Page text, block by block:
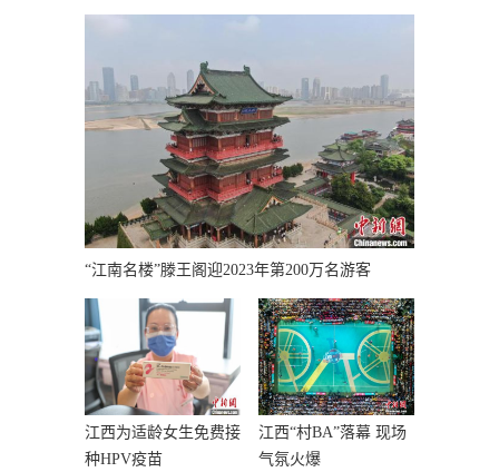
“江南名楼”滕王阁迎2023年第200万名游客
江西为适龄女生免费接
种HPV疫苗
江西“村BA”落幕 现场
气氛火爆